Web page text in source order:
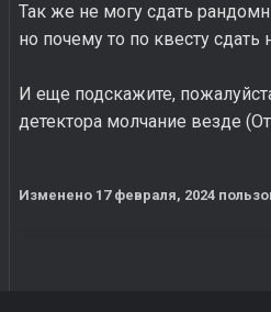
Так же не могу сдать
но почему то по квесту сдать
И еще подскажите,
детектора молчание везде
Изменено 17 февраля, 2024